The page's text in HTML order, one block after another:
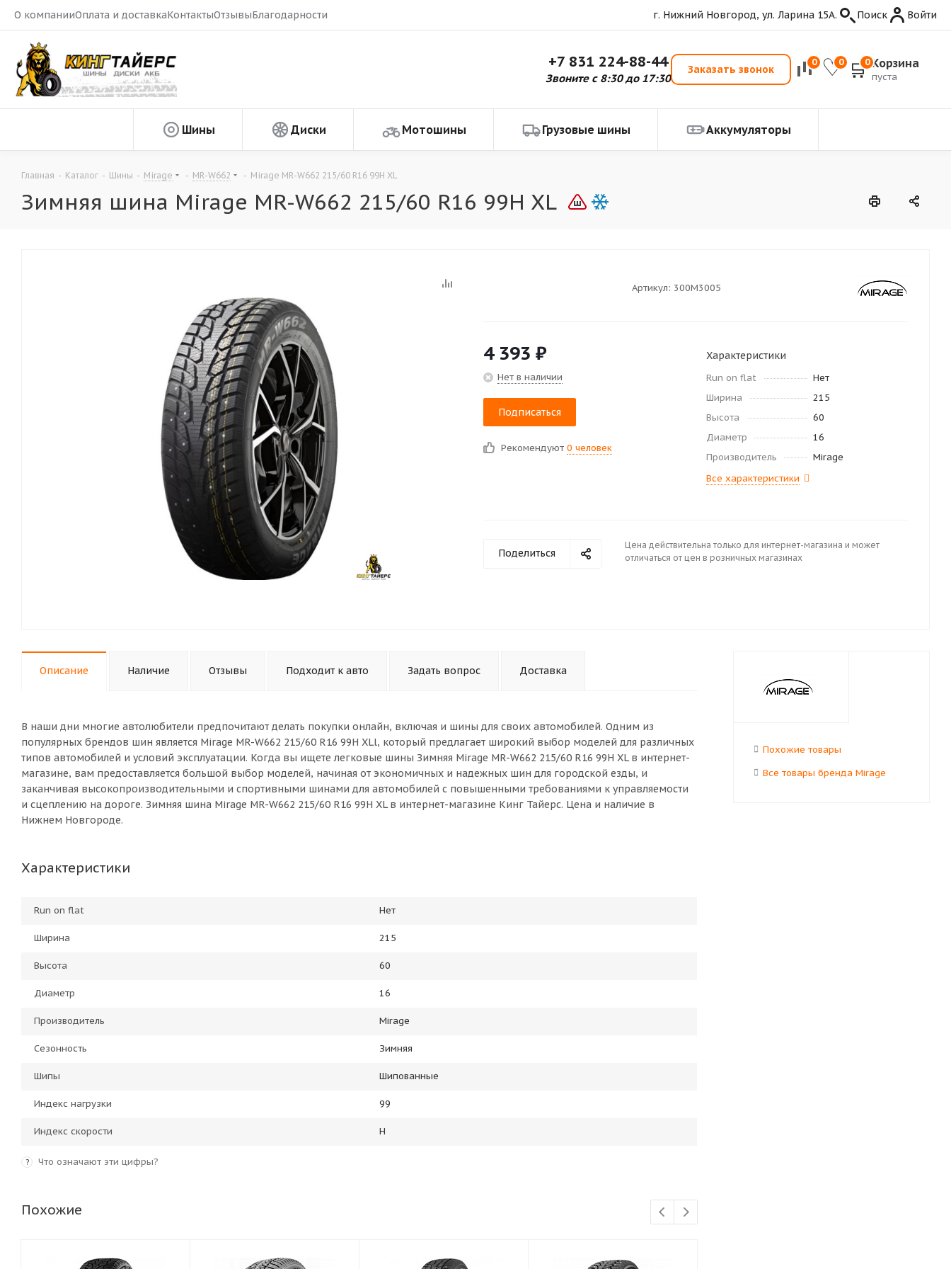
О компанииОплата и доставкаКонтактыОтзывыБлагодарности г. Нижний Новгород, ул. Ларина 15А. Поиск Войти
+7 831 224-88-44
Звоните с 8:30 до 17:30
Заказать звонок
0 0 0 Корзина
пуста
Шины Диски Мотошины Грузовые шины Аккумуляторы
Главная - Каталог - Шины - Mirage - MR-W662 - Mirage MR-W662 215/60 R16 99H XL
Зимняя шина Mirage MR-W662 215/60 R16 99H XL
Артикул: 300M3005
4 393 ₽
Нет в наличии
Подписаться
Рекомендуют 0 человек
Характеристики
Run on flat
Нет
Ширина
215
Высота
60
Диаметр
16
Производитель
Mirage
Все характеристики
Поделиться
Цена действительна только для интернет-магазина и может
отличаться от цен в розничных магазинах
Описание Наличие Отзывы Подходит к авто Задать вопрос Доставка
В наши дни многие автолюбители предпочитают делать покупки онлайн, включая и шины для своих автомобилей. Одним из
популярных брендов шин является Mirage MR-W662 215/60 R16 99H XLl, который предлагает широкий выбор моделей для различных
типов автомобилей и условий эксплуатации. Когда вы ищете легковые шины Зимняя Mirage MR-W662 215/60 R16 99H XL в интернет-
магазине, вам предоставляется большой выбор моделей, начиная от экономичных и надежных шин для городской езды, и
заканчивая высокопроизводительными и спортивными шинами для автомобилей с повышенными требованиями к управляемости
и сцеплению на дороге. Зимняя шина Mirage MR-W662 215/60 R16 99H XL в интернет-магазине Кинг Тайерс. Цена и наличие в
Нижнем Новгороде.
Характеристики
Run on flat Нет
Ширина 215
Высота 60
Диаметр 16
Производитель Mirage
Сезонность Зимняя
Шипы Шипованные
Индекс нагрузки 99
Индекс скорости H
? Что означают эти цифры?
Похожие
Похожие товары
Все товары бренда Mirage